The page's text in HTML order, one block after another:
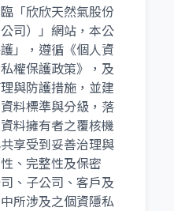
「欣欣天然氣股份
司）」網站，本公
」，遵循《個人資
權保護政策》，及
與防護措施，並建
料標準與分級，落
料擁有者之覆核機
享受到妥善治理與
、完整性及保密
、子公司、客戶及
所涉及之個資隱私